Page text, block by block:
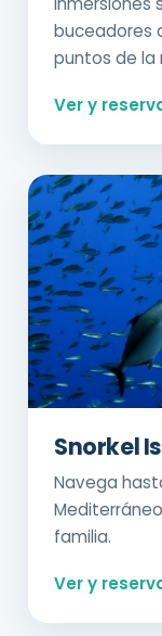
buceadores
puntos de la
Ver y
Snorkel
Navega
familia.
Ver y